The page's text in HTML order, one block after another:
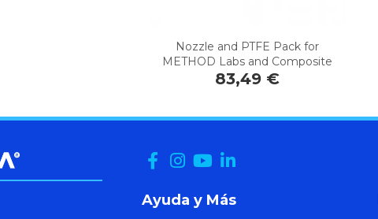
Nozzle and PTFE Pack for
METHOD Labs and Composite
83,49 €
Ayuda y Más